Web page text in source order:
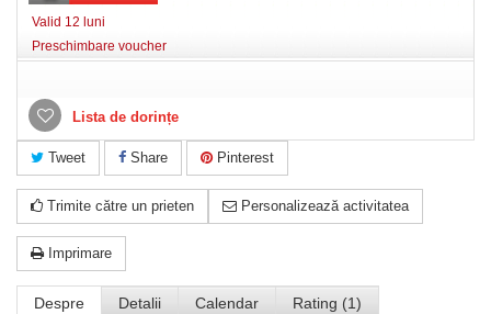
Valid 12 luni
Preschimbare voucher
Lista de dorințe
Tweet Share Pinterest
Trimite către un prieten Personalizează activitatea
Imprimare
Despre Detalii Calendar Rating (1)